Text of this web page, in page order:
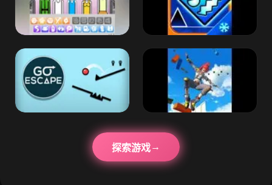
探索游戏